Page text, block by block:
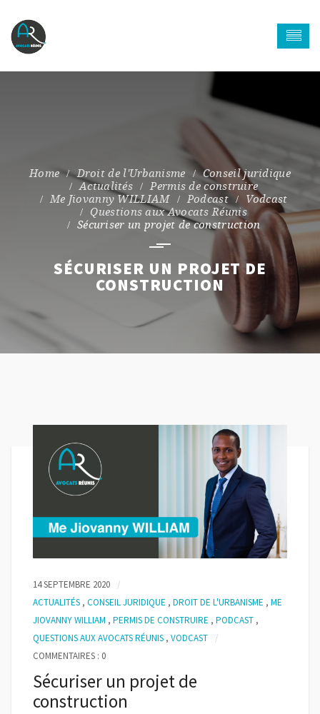
Droit de l'Urbanisme
Conseil juridique
Actualités
Permis de construire
Me Jiovanny WILLIAM
Podcast
Vodcast
Questions aux Avocats Réunis
Sécuriser un projet de construction
SÉCURISER UN PROJET DE
CONSTRUCTION
14 SEPTEMBRE 2020
ACTUALITÉS , CONSEIL JURIDIQUE , DROIT DE L'URBANISME , ME
JIOVANNY WILLIAM , PERMIS DE CONSTRUIRE , PODCAST ,
QUESTIONS AUX AVOCATS RÉUNIS , VODCAST
COMMENTAIRES : 0
Sécuriser un projet de
construction